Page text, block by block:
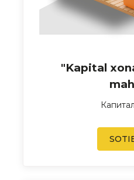
"Kapital